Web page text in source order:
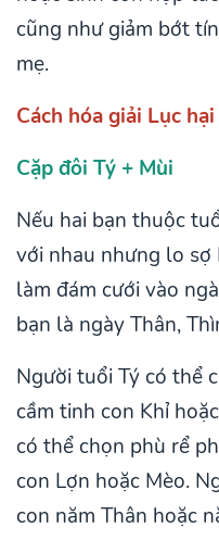
cũng như giảm bớt
mẹ.
Cách hóa giải Lục
Cặp đôi Tý + Mùi
Nếu hai bạn thuộc
với nhau nhưng lo sợ
làm đám cưới vào
bạn là ngày Thân,
Người tuổi Tý có thể
cầm tinh con Khỉ
có thể chọn phù rể
con Lợn hoặc Mèo.
con năm Thân hoặc